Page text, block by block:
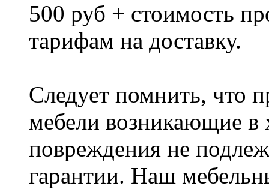
500 руб + стоимость
тарифам на доставку.
Следует помнить, что
мебели возникающие в
повреждения не
гарантии. Наш